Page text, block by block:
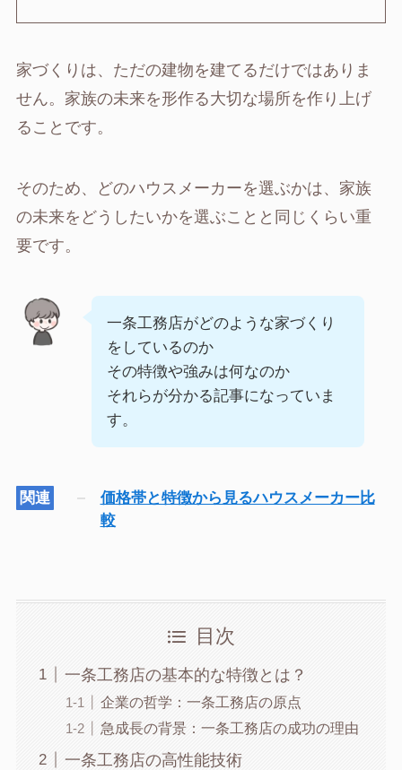
家づくりは、ただの建物を建てるだけではありま
せん。家族の未来を形作る大切な場所を作り上げ
ることです。
そのため、どのハウスメーカーを選ぶかは、家族
の未来をどうしたいかを選ぶことと同じくらい重
要です。
一条工務店がどのような家づくり
をしているのか
その特徴や強みは何なのか
それらが分かる記事になっていま
す。
関連
価格帯と特徴から見るハウスメーカー比
較
目次
一条工務店の基本的な特徴とは？
企業の哲学：一条工務店の原点
急成長の背景：一条工務店の成功の理由
一条工務店の高性能技術